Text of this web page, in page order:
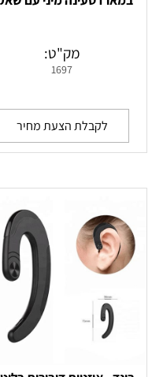
מק"ט:
1697
לקבלת הצעת מחיר